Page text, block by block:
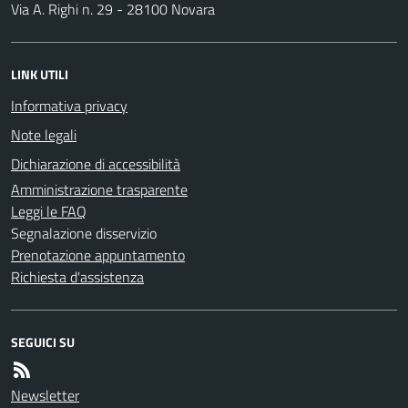
Via A. Righi n. 29 - 28100 Novara
LINK UTILI
Informativa privacy
Note legali
Dichiarazione di accessibilità
Amministrazione trasparente
Leggi le FAQ
Segnalazione disservizio
Prenotazione appuntamento
Richiesta d'assistenza
SEGUICI SU
Newsletter